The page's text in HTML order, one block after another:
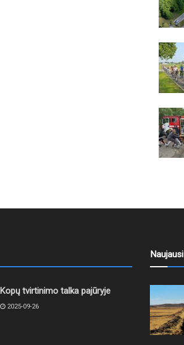
Kopų tvirtinimo talka pajūryje
2025-09-26
Naujausi